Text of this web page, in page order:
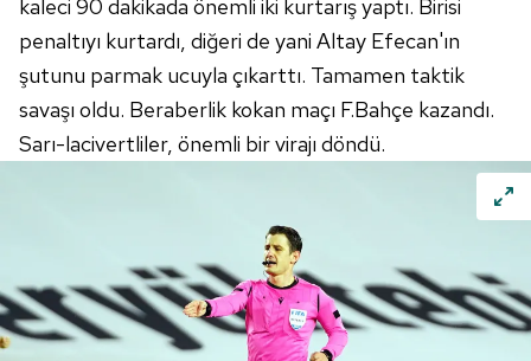
kaleci 90 dakikada önemli iki kurtarış yaptı. Birisi
penaltıyı kurtardı, diğeri de yani Altay Efecan'ın
şutunu parmak ucuyla çıkarttı. Tamamen taktik
savaşı oldu. Beraberlik kokan maçı F.Bahçe kazandı.
Sarı-lacivertliler, önemli bir virajı döndü.